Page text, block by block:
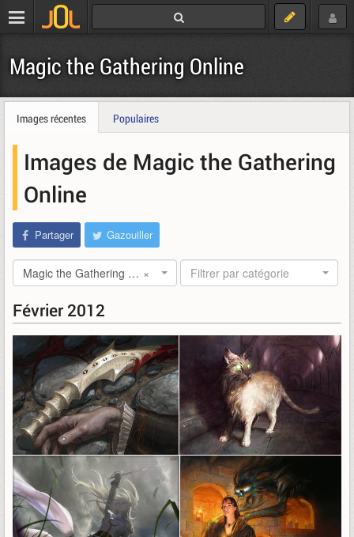
Magic the Gathering Online
Images récentes Populaires
Images de Magic the Gathering
Online
Partager Gazouiller
×
Magic the Gathering Online Filtrer par catégorie
Février 2012